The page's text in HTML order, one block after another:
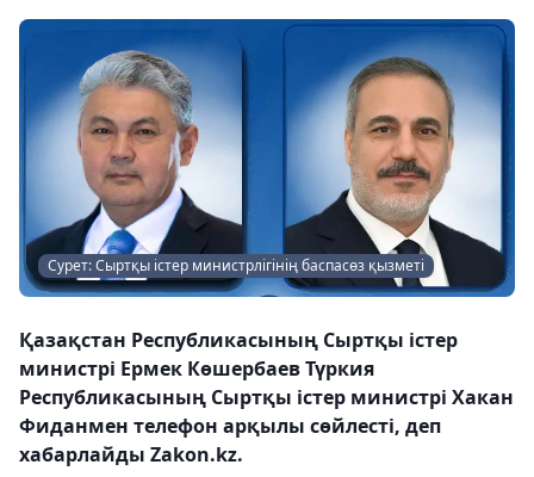
Сурет: Сыртқы істер министрлігінің баспасөз қызметі
Қазақстан Республикасының Сыртқы істер
министрі Ермек Көшербаев Түркия
Республикасының Сыртқы істер министрі Хакан
Фиданмен телефон арқылы сөйлесті, деп
хабарлайды Zakon.kz.